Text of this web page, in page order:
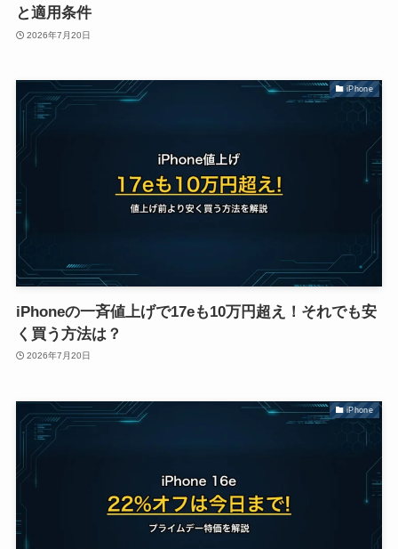
と適用条件
2026年7月20日
iPhone
iPhoneの一斉値上げで17eも10万円超え！それでも安
く買う方法は？
2026年7月20日
iPhone